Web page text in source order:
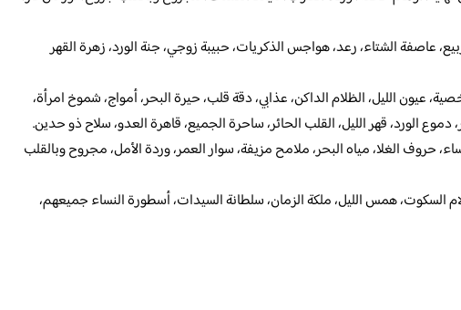
عاصفة الشتاء، رعد، هواجس الذكريات، حبيبة زوجي، جنة الورد، زهرة القهر
عيون الليل، الظلام الداكن، عذابي، دقة قلب، حيرة البحر، أمواج، شموخ امرأة،
دموع الورد، قهر الليل، القلب الحائر، ساحرة الجميع، قاهرة العدو، سلاح ذو حدين.
حروف الغلا، مياه البحر، ملامح مزيفة، سوار العمر، وردة الأمل، مجروح وبالقلب
السكوت، همس الليل، ملكة الزمان، سلطانة السيدات، أسطورة النساء جميعهم،